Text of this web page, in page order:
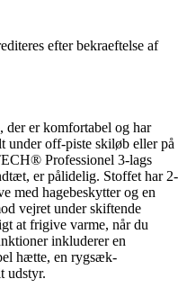
efter bekraeftelse af
der er komfortabel og har
under off-piste skiløb eller på
Professionel 3-lags
er pålidelig. Stoffet har 2-
med hagebeskytter og en
vejret under skiftende
at frigive varme, når du
inkluderer en
hætte, en rygsæk-
udstyr.